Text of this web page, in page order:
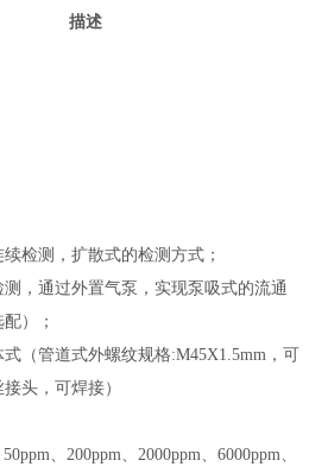
描述
检测，扩散式的检测方式；
，通过外置气泵，实现泵吸式的流通
）；
式（管道式外螺纹规格:M45X1.5mm，可
头，可焊接）
、200ppm、2000ppm、6000ppm、